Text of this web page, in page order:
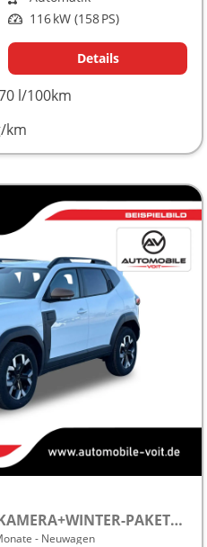
Leistung 116 kW (158 PS)
Details
l/100km
km
Extreme 4x4+PDC+SHZ+KAMERA+WINTER-PAKET+LPG
Neuwagen